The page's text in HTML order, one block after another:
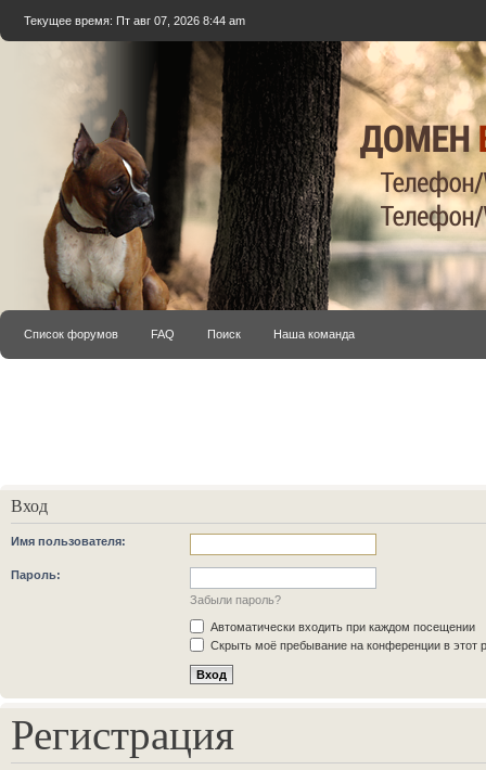
Текущее время: Пт авг 07, 2026 8:44 am
Список форумов FAQ Поиск Наша команда
Вход
Имя пользователя:
Пароль:
Забыли пароль?
Автоматически входить при каждом посещении
Скрыть моё пребывание на конференции в этот
Регистрация